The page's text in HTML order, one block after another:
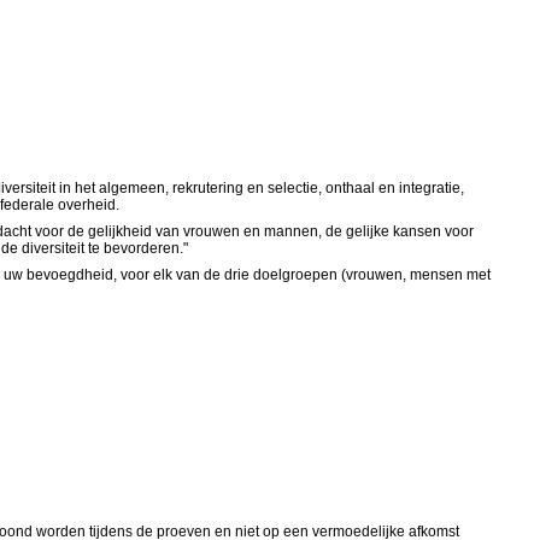
in het algemeen, rekrutering en selectie, onthaal en integratie,
overheid.
voor de gelijkheid van vrouwen en mannen, de gelijke kansen voor
diversiteit te bevorderen."
bevoegdheid, voor elk van de drie doelgroepen (vrouwen, mensen met
worden tijdens de proeven en niet op een vermoedelijke afkomst